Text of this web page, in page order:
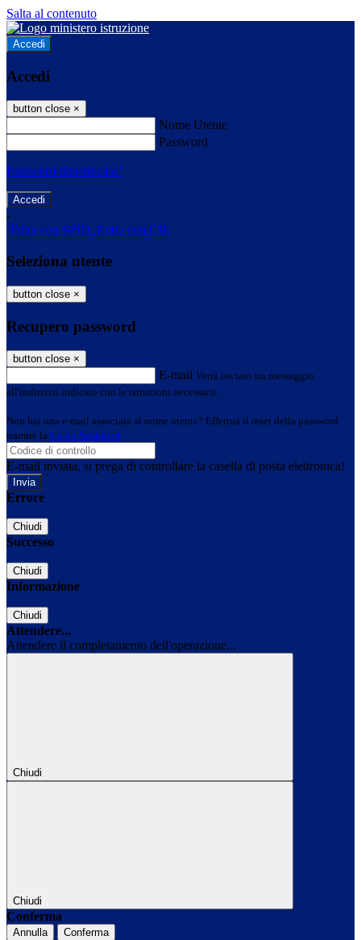
Salta al contenuto
Accedi
Accedi
button close ×
Nome Utente
Password
Password dimenticata?
-
Entra con SPID Entra con CIE
Seleziona utente
button close ×
Recupero password
button close ×
E-mail Verrà inviato un messaggio
all'indirizzo indicato con le istruzioni necessarie.
Non hai una e-mail associata al nome utente? Effettua il reset della password
tramite la Login Spaggiari
E-mail inviata, si prega di controllare la casella di posta elettronica!
Errore
Chiudi
Successo
Chiudi
Informazione
Chiudi
Attendere...
Attendere il completamento dell'operazione...
Chiudi
Chiudi
Conferma
Annulla Conferma